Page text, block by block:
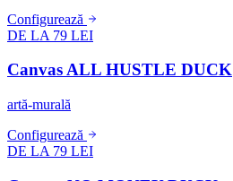
Configurează
DE LA 79 LEI
Canvas ALL HUSTLE DUCK
artă-murală
Configurează
DE LA 79 LEI